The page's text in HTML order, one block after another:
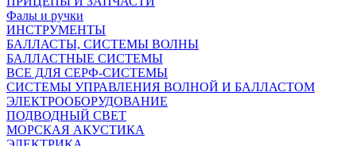
Фалы и ручки
ИНСТРУМЕНТЫ
БАЛЛАСТЫ, СИСТЕМЫ ВОЛНЫ
БАЛЛАСТНЫЕ СИСТЕМЫ
ВСЕ ДЛЯ СЕРФ-СИСТЕМЫ
СИСТЕМЫ УПРАВЛЕНИЯ ВОЛНОЙ И БАЛЛАСТОМ
ЭЛЕКТРООБОРУДОВАНИЕ
ПОДВОДНЫЙ СВЕТ
МОРСКАЯ АКУСТИКА